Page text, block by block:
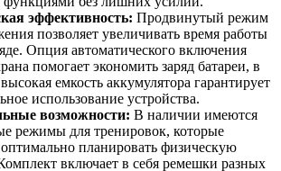
эффективность: Продвинутый режим
позволяет увеличивать время работы
Опция автоматического включения
помогает экономить заряд батареи, в
емкость аккумулятора гарантирует
использование устройства.
возможности: В наличии имеются
режимы для тренировок, которые
планировать физическую
включает в себя ремешки разных